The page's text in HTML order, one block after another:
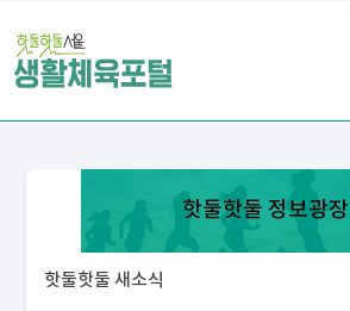
핫둘핫둘 정보광장
핫둘핫둘 새소식